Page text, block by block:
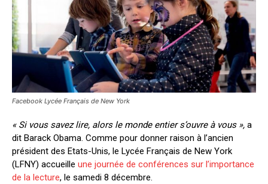
Facebook Lycée Français de New York
« Si vous savez lire, alors le monde entier s’ouvre à vous », a
dit Barack Obama. Comme pour donner raison à l’ancien
président des Etats-Unis, le Lycée Français de New York
(LFNY) accueille une journée de conférences sur l’importance
de la lecture, le samedi 8 décembre.